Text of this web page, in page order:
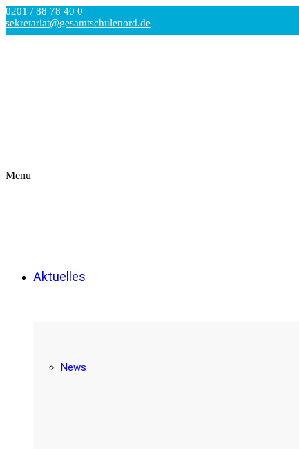
0201 / 88 78 40 0
sekretariat@gesamtschulenord.de
Menu
Aktuelles
News